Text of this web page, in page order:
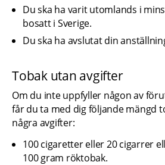
Du ska ha varit utomlands i
bosatt i Sverige.
Du ska ha avslutat din
Tobak utan avgifter
Om du inte uppfyller någon av
får du ta med dig följande mängd
några avgifter:
100 cigaretter eller 20 cigarrer
100 gram röktobak.